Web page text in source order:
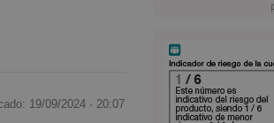
19/09/2024 · 20:07